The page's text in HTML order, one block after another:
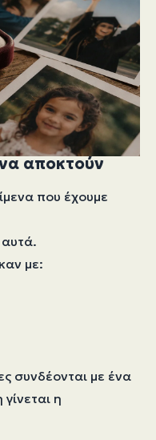
αποκτούν
που έχουμε
με:
συνδέονται με ένα
η